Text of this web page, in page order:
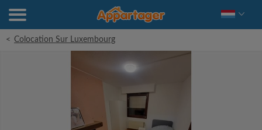
< Colocation Sur Luxembourg